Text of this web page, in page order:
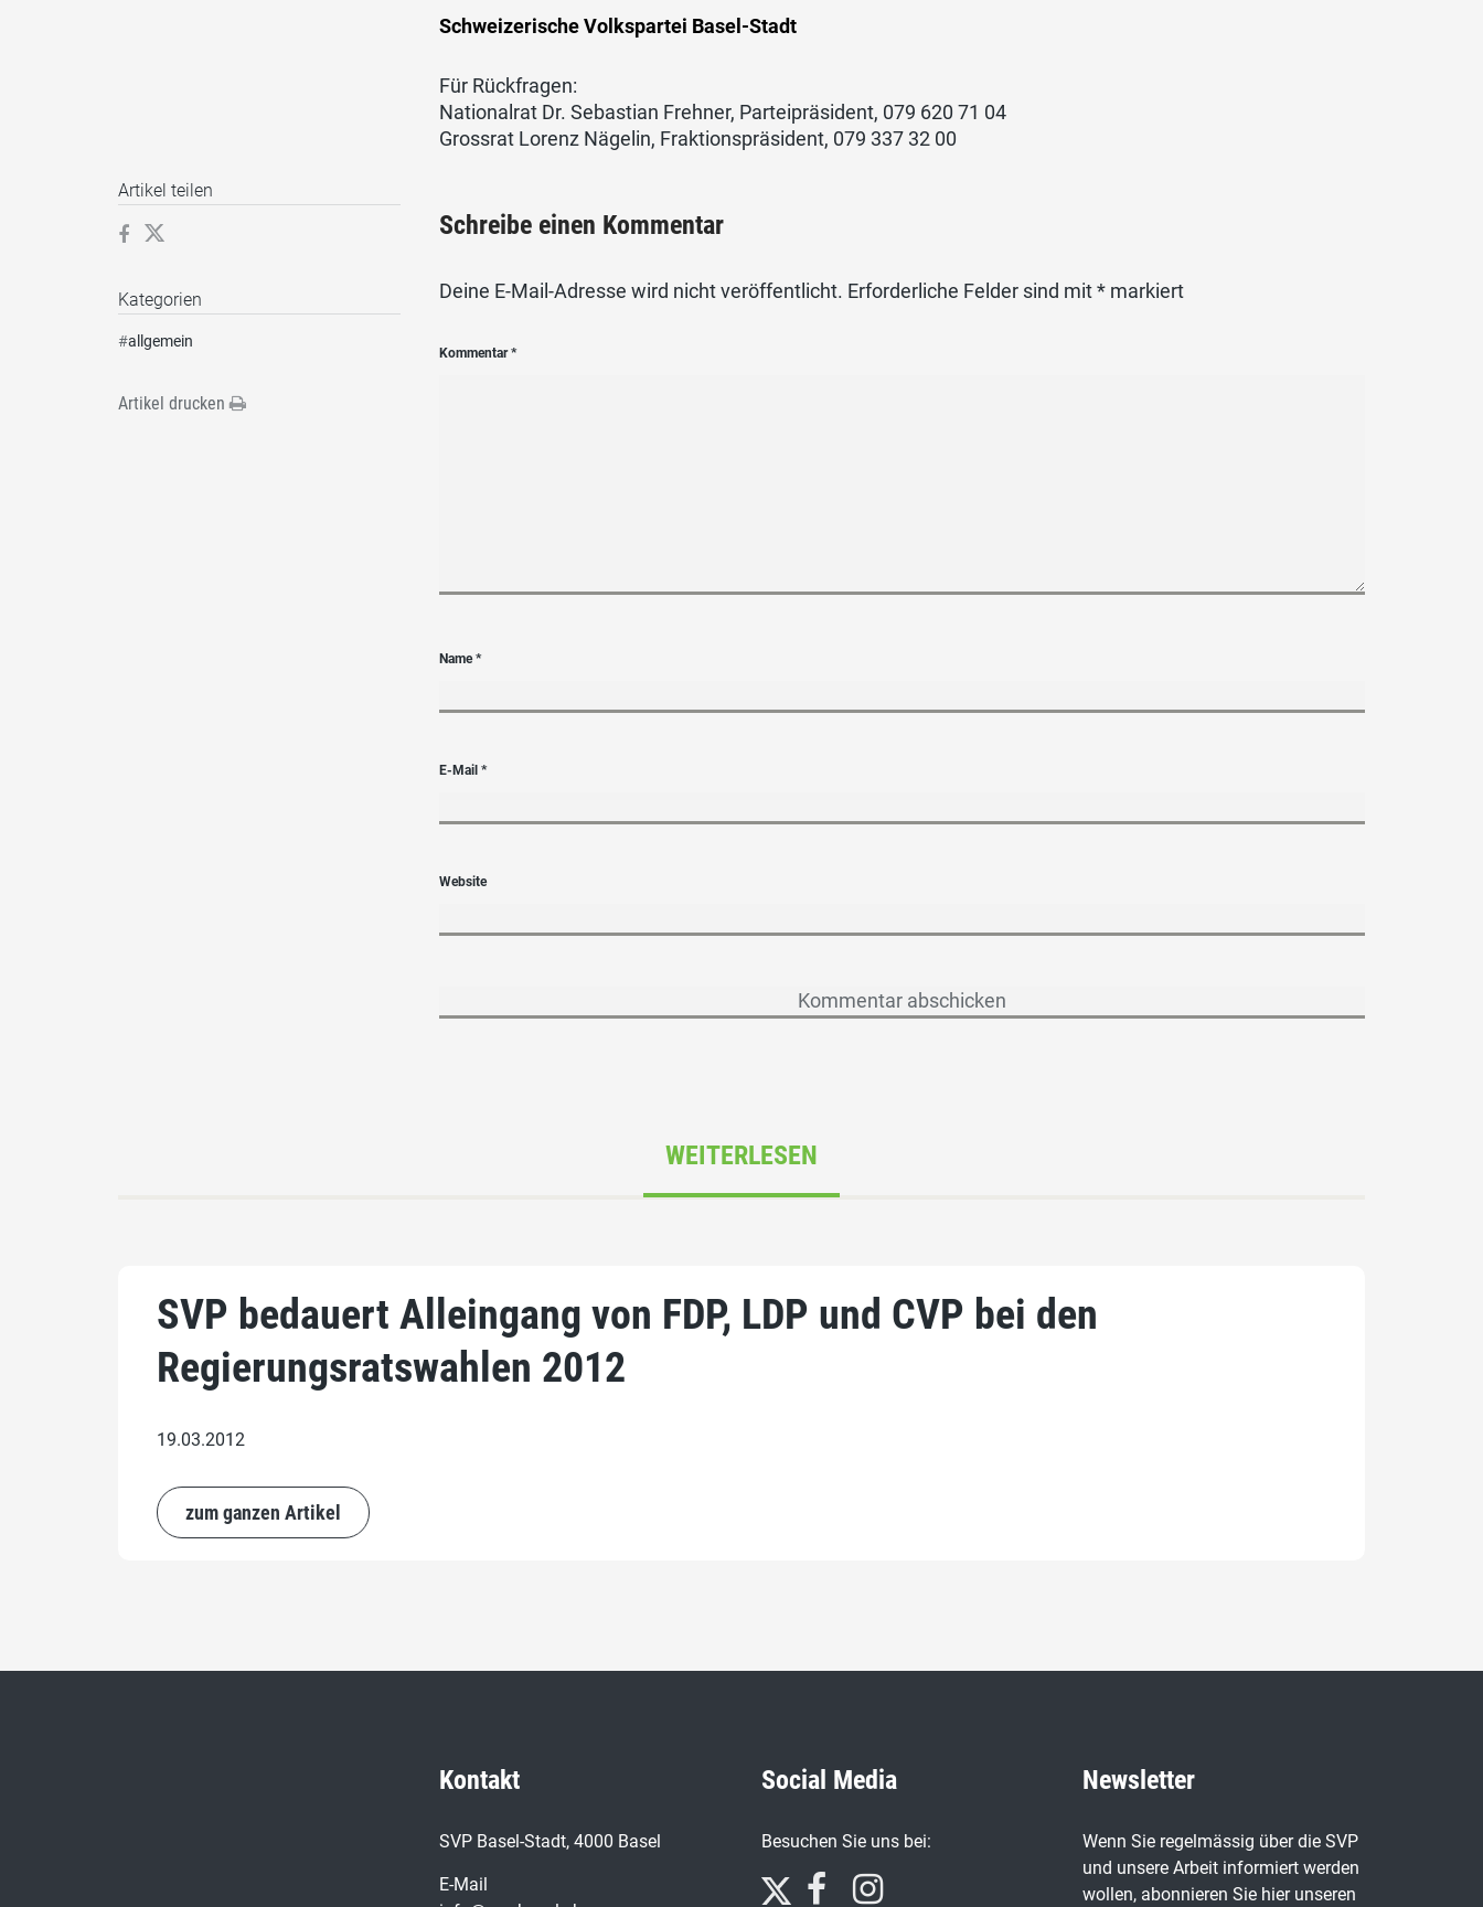
Schweizerische Volkspartei Basel-Stadt
Für Rückfragen:
Nationalrat Dr. Sebastian Frehner, Parteipräsident, 079 620 71 04
Grossrat Lorenz Nägelin, Fraktionspräsident, 079 337 32 00
Schreibe einen Kommentar
Deine E-Mail-Adresse wird nicht veröffentlicht. Erforderliche Felder sind mit* markiert
Kommentar*
Name*
E-Mail*
Website
Artikel teilen
Kategorien
#allgemein
Artikel drucken
WEITERLESEN
SVP bedauert Alleingang von FDP, LDP und CVP bei den
Regierungsratswahlen 2012
19.03.2012
zum ganzen Artikel
Kontakt
SVP Basel-Stadt, 4000 Basel
E-Mail
Social Media
Besuchen Sie uns bei:
Newsletter
Wenn Sie regelmässig über die SVP
und unsere Arbeit informiert werden
wollen, abonnieren Sie hier unseren